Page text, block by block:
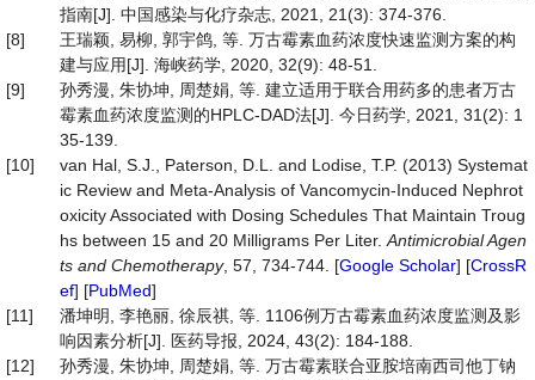
指南[J]. 中国感染与化疗杂志, 2021, 21(3): 374-376.
[8]
王瑞颖, 易柳, 郭宇鸽, 等. 万古霉素血药浓度快速监测方案的构
建与应用[J]. 海峡药学, 2020, 32(9): 48-51.
[9]
孙秀漫, 朱协坤, 周楚娟, 等. 建立适用于联合用药多的患者万古
霉素血药浓度监测的HPLC-DAD法[J]. 今日药学, 2021, 31(2): 1
35-139.
[10]
van Hal, S.J., Paterson, D.L. and Lodise, T.P. (2013) Systemat
ic Review and Meta-Analysis of Vancomycin-Induced Nephrot
oxicity Associated with Dosing Schedules That Maintain Troug
hs between 15 and 20 Milligrams Per Liter. Antimicrobial Agen
ts and Chemotherapy, 57, 734-744. [Google Scholar] [CrossR
ef] [PubMed]
[11]
潘坤明, 李艳丽, 徐辰祺, 等. 1106例万古霉素血药浓度监测及影
响因素分析[J]. 医药导报, 2024, 43(2): 184-188.
[12]
孙秀漫, 朱协坤, 周楚娟, 等. 万古霉素联合亚胺培南西司他丁钠